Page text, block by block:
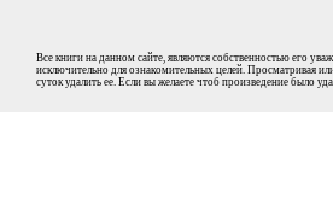
Все книги на данном сайте, являются собственностью его
исключительно для ознакомительных целей. Просматривая
суток удалить ее. Если вы желаете чтоб произведение было